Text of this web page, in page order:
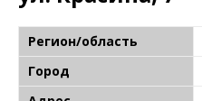
Регион/область
Город